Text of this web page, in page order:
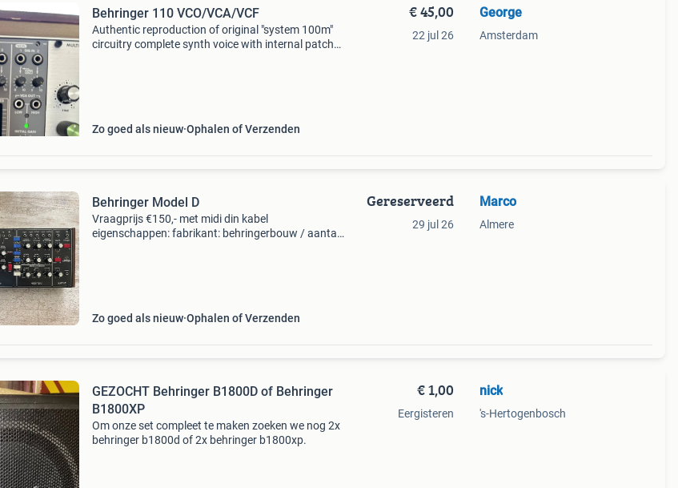
Behringer 110 VCO/VCA/VCF
Authentic reproduction of original "system 100m"
circuitry complete synth voice with internal patched
Zo goed als nieuw Ophalen of Verzenden
€ 45,00
22 jul 26
George
Amsterdam
Behringer Model D
Vraagprijs €150,- met midi din kabel
eigenschappen: fabrikant: behringerbouw / aantal
Zo goed als nieuw Ophalen of Verzenden
Gereserveerd
29 jul 26
Marco
Almere
GEZOCHT Behringer B1800D of Behringer
B1800XP
Om onze set compleet te maken zoeken we nog 2x
behringer b1800d of 2x behringer b1800xp.
€ 1,00
Eergisteren
nick
's-Hertogenbosch